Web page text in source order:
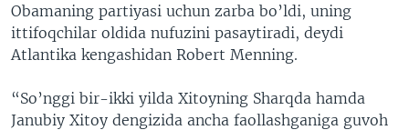
Obamaning partiyasi uchun zarba bo’ldi, uning
ittifoqchilar oldida nufuzini pasaytiradi, deydi
Atlantika kengashidan Robert Menning.
“So’nggi bir-ikki yilda Xitoyning Sharqda hamda
Janubiy Xitoy dengizida ancha faollashganiga guvoh